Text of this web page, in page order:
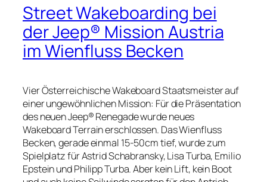
Street Wakeboarding bei
der Jeep® Mission Austria
im Wienfluss Becken
Vier Österreichische Wakeboard Staatsmeister auf
einer ungewöhnlichen Mission: Für die Präsentation
des neuen Jeep® Renegade wurde neues
Wakeboard Terrain erschlossen. Das Wienfluss
Becken, gerade einmal 15-50cm tief, wurde zum
Spielplatz für Astrid Schabransky, Lisa Turba, Emilio
Epstein und Philipp Turba. Aber kein Lift, kein Boot